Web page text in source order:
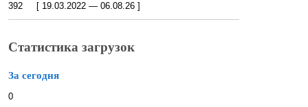
392 [ 19.03.2022 — 06.08.26 ]
Статистика загрузок
За сегодня
0